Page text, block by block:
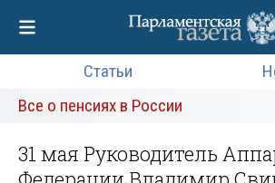
Статьи
Все о пенсиях в России
31 мая Руководитель